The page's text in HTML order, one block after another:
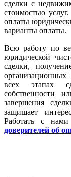
сделки с
стоимостью
оплаты
варианты оплаты.
Всю работу по
юридической
сделки,
всех этапах
собственности
завершения
защищает
Работать с
доверителей об